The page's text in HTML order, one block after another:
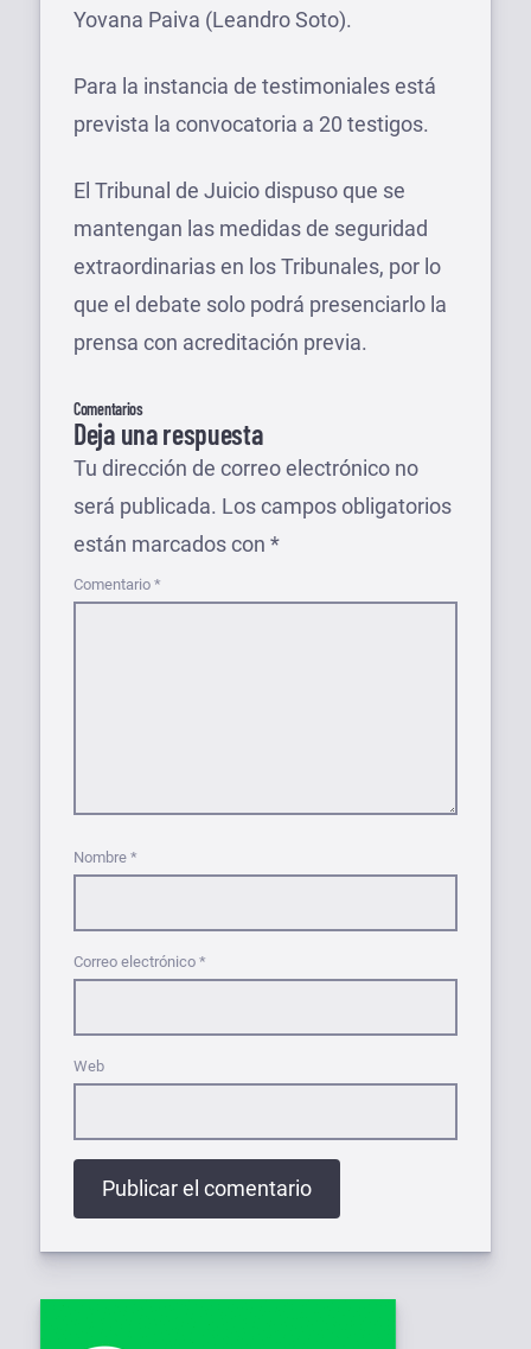
Yovana Paiva (Leandro Soto).
Para la instancia de testimoniales está
prevista la convocatoria a 20 testigos.
El Tribunal de Juicio dispuso que se
mantengan las medidas de seguridad
extraordinarias en los Tribunales, por lo
que el debate solo podrá presenciarlo la
prensa con acreditación previa.
Comentarios
Deja una respuesta
Tu dirección de correo electrónico no
será publicada. Los campos obligatorios
están marcados con *
Comentario *
Nombre *
Correo electrónico *
Web